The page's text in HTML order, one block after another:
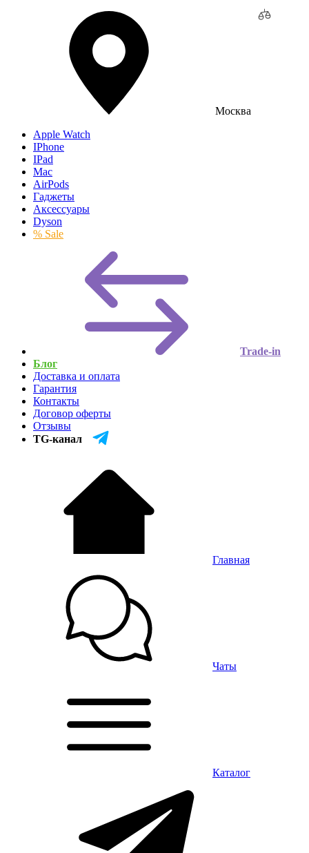
Москва
Apple Watch
IPhone
IPad
Mac
AirPods
Гаджеты
Аксессуары
Dyson
% Sale
Trade-in
Блог
Доставка и оплата
Гарантия
Контакты
Договор оферты
Отзывы
TG-канал
Главная
Чаты
Каталог